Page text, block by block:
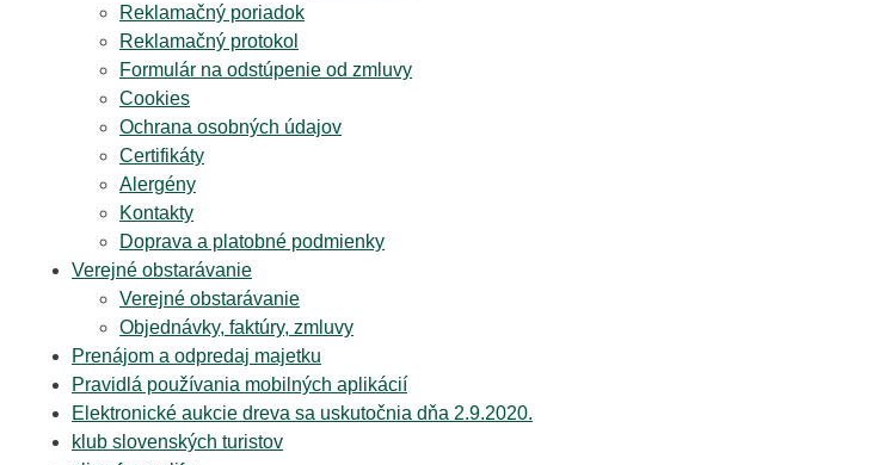
Reklamačný poriadok
Reklamačný protokol
Formulár na odstúpenie od zmluvy
Cookies
Ochrana osobných údajov
Certifikáty
Alergény
Kontakty
Doprava a platobné podmienky
Verejné obstarávanie
Verejné obstarávanie
Objednávky, faktúry, zmluvy
Prenájom a odpredaj majetku
Pravidlá používania mobilných aplikácií
Elektronické aukcie dreva sa uskutočnia dňa 2.9.2020.
klub slovenských turistov